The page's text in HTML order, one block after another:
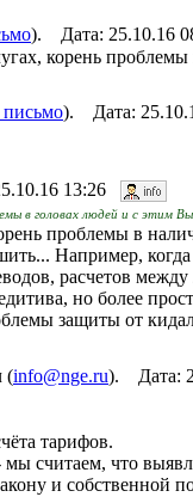
). Дата: 25.10.16
корень
письмо). Дата:
13:26
в головах людей и с этим
проблемы в
Например,
расчетов
но более
защиты от
(info@nge.ru). Дата:
тарифов.
считаем, что
и собственной